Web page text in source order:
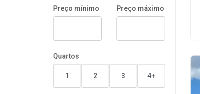
Preço mínimo Preço máximo
Quartos
1 2 3 4+